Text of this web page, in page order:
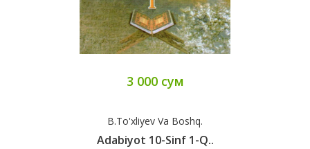
3 000 сум
B.To'xliyev Va Boshq.
Adabiyot 10-Sinf 1-Q..